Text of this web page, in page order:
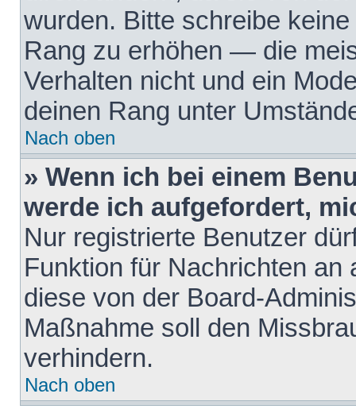
wurden. Bitte schreibe
Rang zu erhöhen — die
Verhalten nicht und ein
deinen Rang unter
Nach oben
» Wenn ich bei einem
werde ich aufgefordert,
Nur registrierte Benutzer
Funktion für Nachrichten
diese von der Board-
Maßnahme soll den
verhindern.
Nach oben